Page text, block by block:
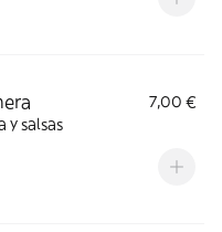
7,00 €
y salsas